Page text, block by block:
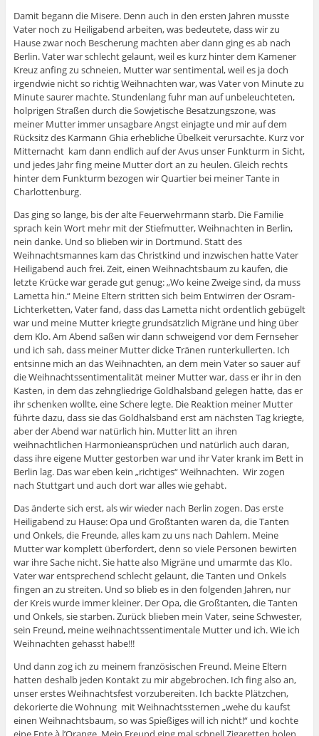
Damit begann die Misere. Denn auch in den ersten Jahren musste
Vater noch zu Heiligabend arbeiten, was bedeutete, dass wir zu
Hause zwar noch Bescherung machten aber dann ging es ab nach
Berlin. Vater war schlecht gelaunt, weil es kurz hinter dem Kamener
Kreuz anfing zu schneien, Mutter war sentimental, weil es ja doch
irgendwie nicht so richtig Weihnachten war, was Vater von Minute zu
Minute saurer machte. Stundenlang fuhr man auf unbeleuchteten,
holprigen Straßen durch die Sowjetische Besatzungszone, was
meiner Mutter immer unsagbare Angst einjagte und mir auf dem
Rücksitz des Karmann Ghia erhebliche Übelkeit verursachte. Kurz vor
Mitternacht kam dann endlich auf der Avus unser Funkturm in Sicht,
und jedes Jahr fing meine Mutter dort an zu heulen. Gleich rechts
hinter dem Funkturm bezogen wir Quartier bei meiner Tante in
Charlottenburg.
Das ging so lange, bis der alte Feuerwehrmann starb. Die Familie
sprach kein Wort mehr mit der Stiefmutter, Weihnachten in Berlin,
nein danke. Und so blieben wir in Dortmund. Statt des
Weihnachtsmannes kam das Christkind und inzwischen hatte Vater
Heiligabend auch frei. Zeit, einen Weihnachtsbaum zu kaufen, die
letzte Krücke war gerade gut genug: „Wo keine Zweige sind, da muss
Lametta hin.“ Meine Eltern stritten sich beim Entwirren der Osram-
Lichterketten, Vater fand, dass das Lametta nicht ordentlich gebügelt
war und meine Mutter kriegte grundsätzlich Migräne und hing über
dem Klo. Am Abend saßen wir dann schweigend vor dem Fernseher
und ich sah, dass meiner Mutter dicke Tränen runterkullerten. Ich
entsinne mich an das Weihnachten, an dem mein Vater so sauer auf
die Weihnachtssentimentalität meiner Mutter war, dass er ihr in den
Kasten, in dem das zehngliedrige Goldhalsband gelegen hatte, das er
ihr schenken wollte, eine Schere legte. Die Reaktion meiner Mutter
führte dazu, dass sie das Goldhalsband erst am nächsten Tag kriegte,
aber der Abend war natürlich hin. Mutter litt an ihren
weihnachtlichen Harmonieansprüchen und natürlich auch daran,
dass ihre eigene Mutter gestorben war und ihr Vater krank im Bett in
Berlin lag. Das war eben kein „richtiges“ Weihnachten. Wir zogen
nach Stuttgart und auch dort war alles wie gehabt.
Das änderte sich erst, als wir wieder nach Berlin zogen. Das erste
Heiligabend zu Hause: Opa und Großtanten waren da, die Tanten
und Onkels, die Freunde, alles kam zu uns nach Dahlem. Meine
Mutter war komplett überfordert, denn so viele Personen bewirten
war ihre Sache nicht. Sie hatte also Migräne und umarmte das Klo.
Vater war entsprechend schlecht gelaunt, die Tanten und Onkels
fingen an zu streiten. Und so blieb es in den folgenden Jahren, nur
der Kreis wurde immer kleiner. Der Opa, die Großtanten, die Tanten
und Onkels, sie starben. Zurück blieben mein Vater, seine Schwester,
sein Freund, meine weihnachtssentimentale Mutter und ich. Wie ich
Weihnachten gehasst habe!!!
Und dann zog ich zu meinem französischen Freund. Meine Eltern
hatten deshalb jeden Kontakt zu mir abgebrochen. Ich fing also an,
unser erstes Weihnachtsfest vorzubereiten. Ich backte Plätzchen,
dekorierte die Wohnung mit Weihnachtssternen „wehe du kaufst
einen Weihnachtsbaum, so was Spießiges will ich nicht!“ und kochte